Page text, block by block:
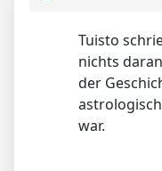
Tuisto
nichts
der
war.